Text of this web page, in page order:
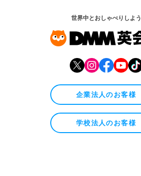
世界中とおしゃべりしよう
企業法人のお客様
学校法人のお客様